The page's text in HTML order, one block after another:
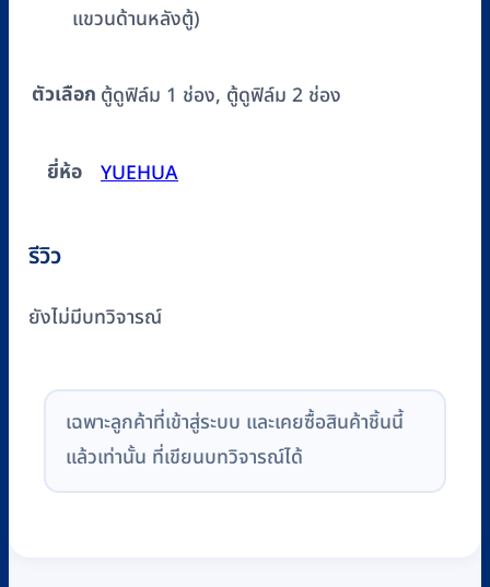
แขวนด้านหลังตู้)
ตัวเลือก ตู้ดูฟิล์ม 1 ช่อง, ตู้ดูฟิล์ม 2 ช่อง
ยี่ห้อ YUEHUA
รีวิว
ยังไม่มีบทวิจารณ์
เฉพาะลูกค้าที่เข้าสู่ระบบ และเคยซื้อสินค้าชิ้นนี้
แล้วเท่านั้น ที่เขียนบทวิจารณ์ได้